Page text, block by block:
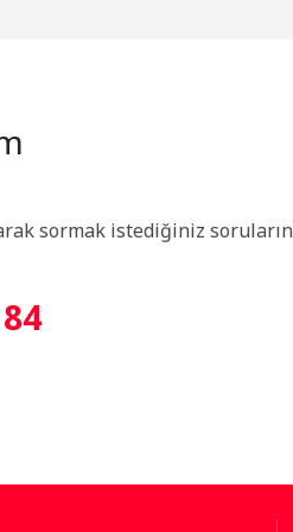
sormak istediğiniz